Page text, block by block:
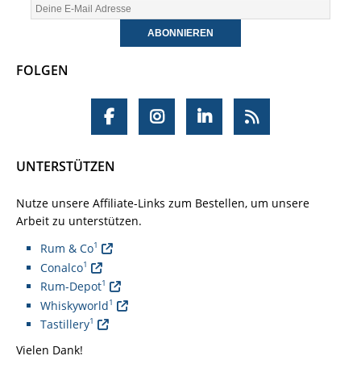
FOLGEN
UNTERSTÜTZEN
Nutze unsere Affiliate-Links zum Bestellen, um unsere
Arbeit zu unterstützen.
Rum & Co1
Conalco1
Rum-Depot1
Whiskyworld1
Tastillery1
Vielen Dank!